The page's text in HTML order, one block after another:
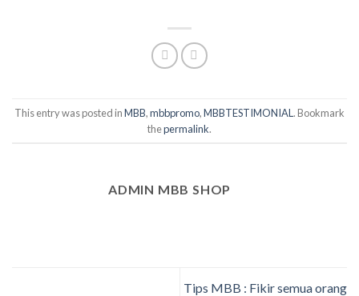
This entry was posted inMBB,mbbpromo,MBBTESTIMONIAL . Bookmark
thepermalink.
ADMIN MBB SHOP
Tips MBB : Fikir semua orang